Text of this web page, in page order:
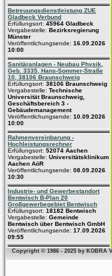
Betreuungsdienstleistung ZUE
Gladbeck Verbund
Erfüllungsort: 45964 Gladbeck
Vergabestelle: Bezirksregierung
Münster
Veröffentlichungsende: 16.09.2026
10:00
Sanitäranlagen - Neubau Physik,
Geb. 3335, Hans-Sommer-Straße
10, 38106 Braunschweig
Erfüllungsort: 38106 Braunschweig
Vergabestelle: Technische
Universität Braunschweig,
Geschäftsbereich 3 -
Gebäudemanagement
Veröffentlichungsende: 10.09.2026
10:00
Rahmenvereinbarung -
Hochleistungsrechner
Erfüllungsort: 52074 Aachen
Vergabestelle: Universitätsklinikum
Aachen AöR
Veröffentlichungsende: 08.09.2026
10:30
Industrie- und Gewerbestandort
Bentwisch B-Plan 20
Großgewerbegebiet Bentwisch
Erfüllungsort: 18182 Bentwisch
Vergabestelle: Gemeinde
Bentwisch über Bentwisch GmbH
Veröffentlichungsende: 17.09.2026
09:55
Copyright © 1986 - 2025 by KOBRA